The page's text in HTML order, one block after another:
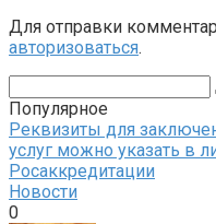
Для отправки
авторизоваться.
Популярное
Реквизиты для
услуг можно указать в
Росаккредитации
Новости
0